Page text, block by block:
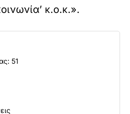
κ.ο.κ.».
51